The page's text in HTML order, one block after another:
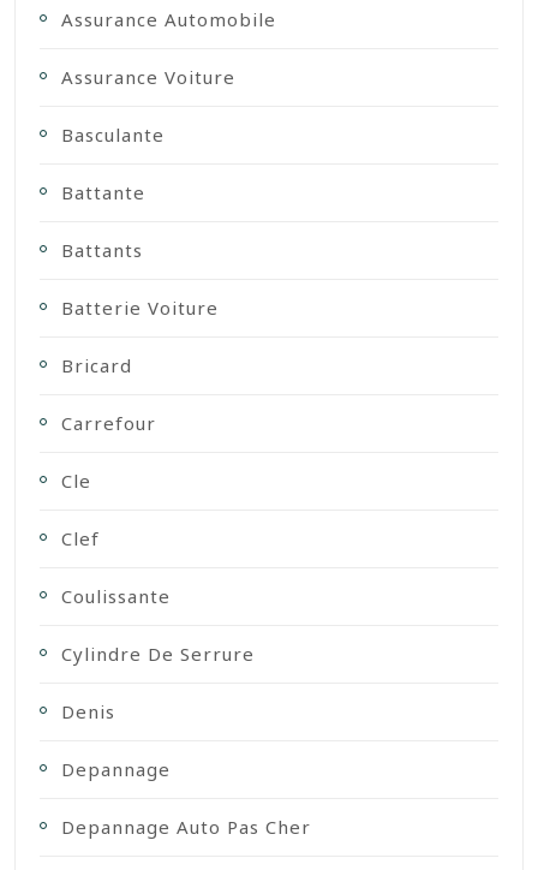
Assurance Automobile
Assurance Voiture
Basculante
Battante
Battants
Batterie Voiture
Bricard
Carrefour
Cle
Clef
Coulissante
Cylindre De Serrure
Denis
Depannage
Depannage Auto Pas Cher